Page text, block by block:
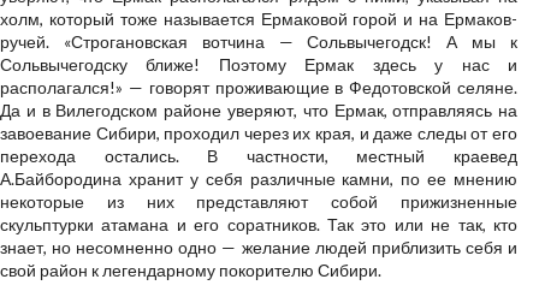
холм, который тоже называется Ермаковой горой и на Ермаков-
ручей. «Строгановская вотчина — Сольвычегодск! А мы к
Сольвычегодску ближе! Поэтому Ермак здесь у нас и
располагался!» — говорят проживающие в Федотовской селяне.
Да и в Вилегодском районе уверяют, что Ермак, отправляясь на
завоевание Сибири, проходил через их края, и даже следы от его
перехода остались. В частности, местный краевед
А.Байбородина хранит у себя различные камни, по ее мнению
некоторые из них представляют собой прижизненные
скульптурки атамана и его соратников. Так это или не так, кто
знает, но несомненно одно — желание людей приблизить себя и
свой район к легендарному покорителю Сибири.